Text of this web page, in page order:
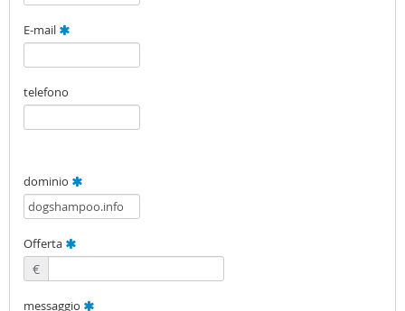
E-mail
telefono
dominio
Offerta
€
messaggio